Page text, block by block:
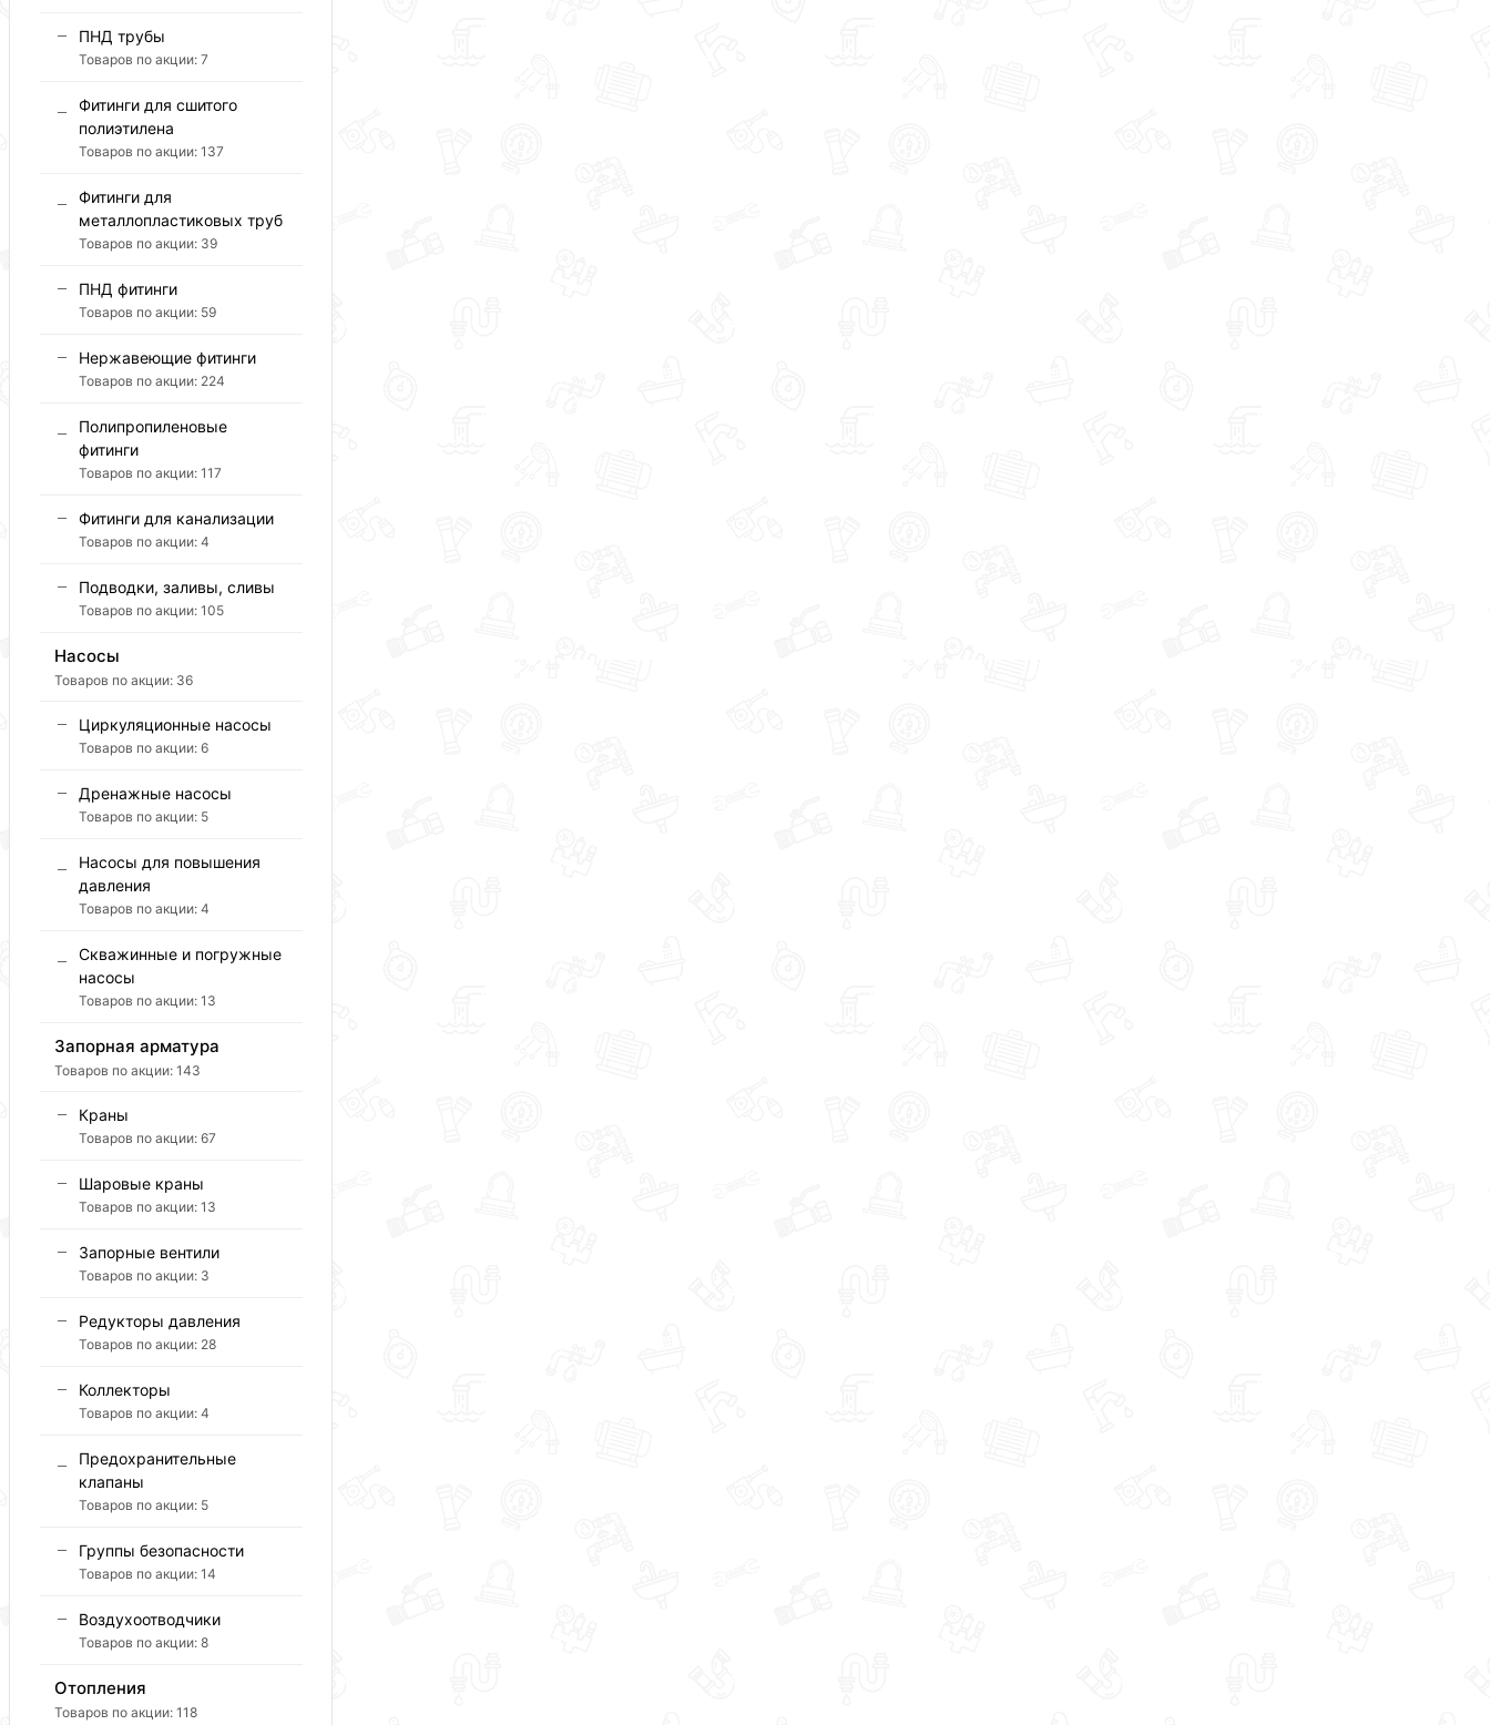
ПНД трубы
Товаров по акции: 7
Фитинги для сшитого
полиэтилена
Товаров по акции: 137
Фитинги для
металлопластиковых труб
Товаров по акции: 39
ПНД фитинги
Товаров по акции: 59
Нержавеющие фитинги
Товаров по акции: 224
Полипропиленовые
фитинги
Товаров по акции: 117
Фитинги для канализации
Товаров по акции: 4
Подводки, заливы, сливы
Товаров по акции: 105
Насосы
Товаров по акции: 36
Циркуляционные насосы
Товаров по акции: 6
Дренажные насосы
Товаров по акции: 5
Насосы для повышения
давления
Товаров по акции: 4
Скважинные и погружные
насосы
Товаров по акции: 13
Запорная арматура
Товаров по акции: 143
Краны
Товаров по акции: 67
Шаровые краны
Товаров по акции: 13
Запорные вентили
Товаров по акции: 3
Редукторы давления
Товаров по акции: 28
Коллекторы
Товаров по акции: 4
Предохранительные
клапаны
Товаров по акции: 5
Группы безопасности
Товаров по акции: 14
Воздухоотводчики
Товаров по акции: 8
Отопления
Товаров по акции: 118